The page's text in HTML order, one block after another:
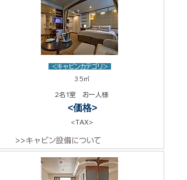
<キャビンカテゴリ>
35㎡
2名1室 お一人様
<価格>
<TAX>
>>キャビン設備について